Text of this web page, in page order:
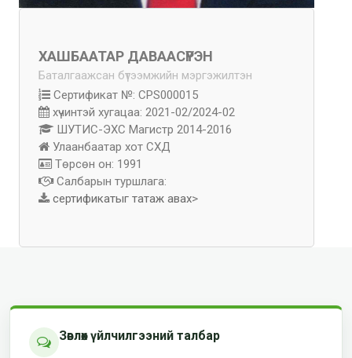
ХАШБААТАР ДАВААСҮРЭН
Баталгаажсан бүтээмжийн мэргэжилтэн
Сертификат №: CPS000015
хүчинтэй хугацаа: 2021-02/2024-02
ШУТИС-ЭХС Магистр 2014-2016
Улаанбаатар хот СХД
Төрсөн он: 1991
Салбарын туршлага:
сертификатыг татаж авах>
Зөвлөх үйлчилгээний талбар